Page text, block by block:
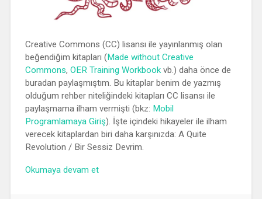
Creative Commons (CC) lisansı ile yayınlanmış olan
beğendiğim kitapları (Made without Creative
Commons, OER Training Workbookvb.) daha önce de
buradan paylaşmıştım. Bu kitaplar benim de yazmış
olduğum rehber niteliğindeki kitapları CC lisansı ile
paylaşmama ilham vermişti (bkz: Mobil
Programlamaya Giriş). İşte içindeki hikayeler ile ilham
verecek kitaplardan biri daha karşınızda: A Quite
Revolution / Bir Sessiz Devrim.
Okumaya devam et“Kitap: